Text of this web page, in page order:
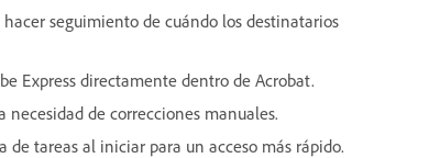
seguimiento de cuándo los destinatarios
Express directamente dentro de Acrobat.
de correcciones manuales.
tareas al iniciar para un acceso más rápido.